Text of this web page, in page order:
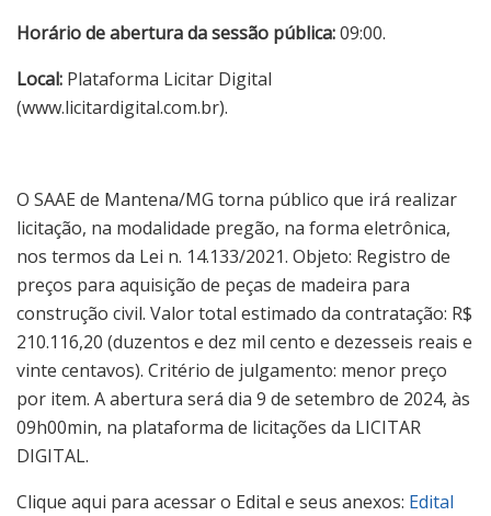
Horário de abertura da sessão pública:09:00.
Local: Plataforma Licitar Digital
(www.licitardigital.com.br).
O SAAE de Mantena/MG torna público que irá realizar
licitação, na modalidade pregão, na forma eletrônica,
nos termos da Lei n. 14.133/2021. Objeto: Registro de
preços para aquisição de peças de madeira para
construção civil. Valor total estimado da contratação: R$
210.116,20 (duzentos e dez mil cento e dezesseis reais e
vinte centavos). Critério de julgamento: menor preço
por item. A abertura será dia 9 de setembro de 2024, às
09h00min, na plataforma de licitações da LICITAR
DIGITAL.
Clique aqui para acessar o Edital e seus anexos: Edital